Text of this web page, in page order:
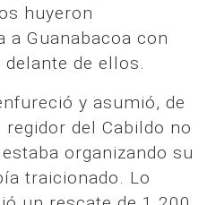
huyeron
a Guanabacoa con
de ellos.
y asumió, de
del Cabildo no
organizando su
traicionado. Lo